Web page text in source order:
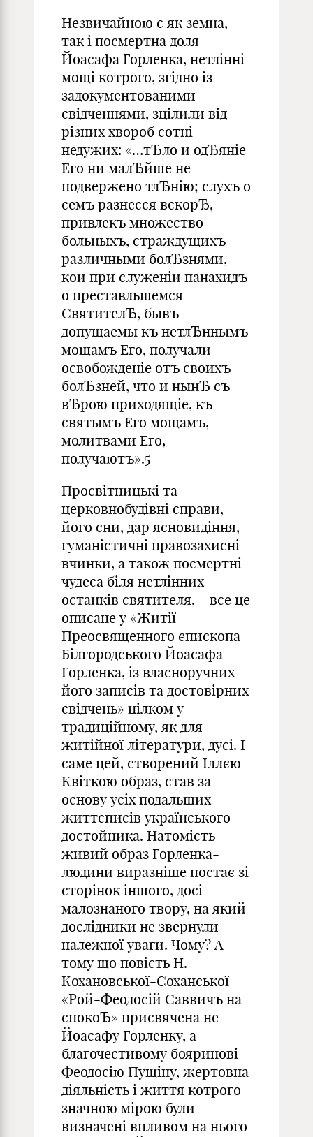
Незвичайною є як земна,
так і посмертна доля
Йоасафа Горленка, нетлінні
мощі котрого, згідно із
задокументованими
свідченнями, зцілили від
різних хвороб сотні
недужих: «…тЂло и одЂяніе
Его ни малЂйше не
подвержено тлЂнію; слухъ о
семъ разнесся вскорЂ,
привлекъ множество
больныхъ, страждущихъ
различными болЂзнями,
кои при служеніи панахидъ
о преставльшемся
СвятителЂ, бывъ
допущаемы къ нетлЂннымъ
мощамъ Его, получали
освобожденіе отъ своихъ
болЂзней, что и нынЂ съ
вЂрою приходящіе, къ
святымъ Его мощамъ,
молитвами Его,
получаютъ».5
Просвітницькі та
церковнобудівні справи,
його сни, дар ясновидіння,
гуманістичні правозахисні
вчинки, а також посмертні
чудеса біля нетлінних
останків святителя, – все це
описане у «Житії
Преосвященного єпископа
Білгородського Йоасафа
Горленка, із власноручних
його записів та достовірних
свідчень» цілком у
традиційному, як для
житійної літератури, дусі. І
саме цей, створений Іллєю
Квіткою образ, став за
основу усіх подальших
життєписів українського
достойника. Натомість
живий образ Горленка-
людини виразніше постає зі
сторінок іншого, досі
малознаного твору, на який
дослідники не звернули
належної уваги. Чому? А
тому що повість Н.
Кохановської-Соханської
«Рой-Феодосій Саввичъ на
спокоЂ» присвячена не
Йоасафу Горленку, а
благочестивому бояринові
Феодосію Пущіну, жертовна
діяльність і життя котрого
значною мірою були
визначені впливом на нього